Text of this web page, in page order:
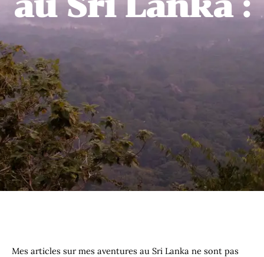
Mes articles sur mes aventures au Sri Lanka ne sont pas